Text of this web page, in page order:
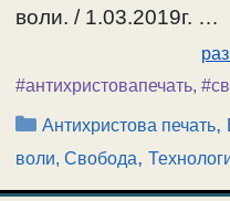
воли. / 1.03.2019г. …
#антихристовапечать,
Рубрики
Антихристова печать,
воли, Свобода,